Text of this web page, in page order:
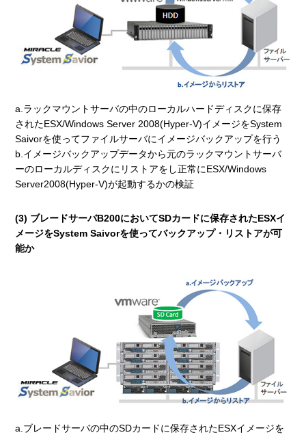
a.ラックマウントサーバの中のローカルハードディスクに保存
されたESX/Windows Server 2008(Hyper-V)イメージをSystem
Saivorを使ってファイルサーバにイメージバックアップを行う
b.イメージバックアップデータから元のラックマウントサーバ
ーのローカルディスクにリストアをし正常にESX/Windows
Server2008(Hyper-V)が起動するかの検証
(3) ブレードサーバB200においてSDカードに保存されたESXイ
メージをSystem Saivorを使ってバックアップ・リストアが可
能か
a.ブレードサーバの中のSDカードに保存されたESXイメージを